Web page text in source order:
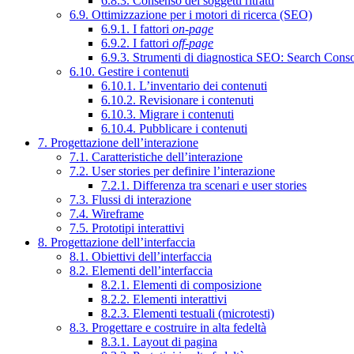
6.9. Ottimizzazione per i motori di ricerca (SEO)
6.9.1. I fattori on-page
6.9.2. I fattori off-page
6.9.3. Strumenti di diagnostica SEO: Search
6.10. Gestire i contenuti
6.10.1. L’inventario dei contenuti
6.10.2. Revisionare i contenuti
6.10.3. Migrare i contenuti
6.10.4. Pubblicare i contenuti
7. Progettazione dell’interazione
7.1. Caratteristiche dell’interazione
7.2. User stories per definire l’interazione
7.2.1. Differenza tra scenari e user stories
7.3. Flussi di interazione
7.4. Wireframe
7.5. Prototipi interattivi
8. Progettazione dell’interfaccia
8.1. Obiettivi dell’interfaccia
8.2. Elementi dell’interfaccia
8.2.1. Elementi di composizione
8.2.2. Elementi interattivi
8.2.3. Elementi testuali (microtesti)
8.3. Progettare e costruire in alta fedeltà
8.3.1. Layout di pagina